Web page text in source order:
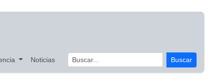
Noticias Buscar